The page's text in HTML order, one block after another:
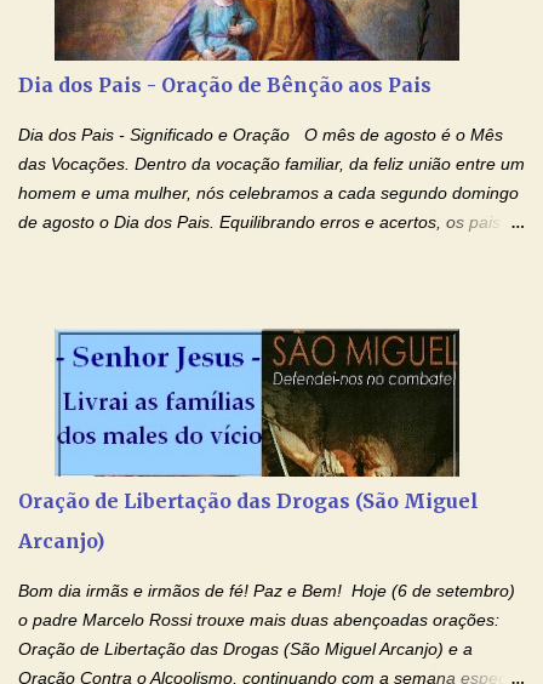
Dia dos Pais - Oração de Bênção aos Pais
Dia dos Pais - Significado e Oração O mês de agosto é o Mês
das Vocações. Dentro da vocação familiar, da feliz união entre um
homem e uma mulher, nós celebramos a cada segundo domingo
de agosto o Dia dos Pais. Equilibrando erros e acertos, os pais
conforto, boa alimentação, educação de qualidade. E, em geral,
procuram orientá-los para que enfrentem o mundo, com suas
alegrias, com seus dissabores. Acompanham-nos em suas
vitórias, em seus fracassos, em suas lutas. É claro que há
exceções, mas essas exceções só confirmam uma regra porque
pais que não se preocupam com seus filhos não estão no seu
estado natural, normal. O mundo de hoje apresenta anomalias
absurdas. Temos notícia de pais que torturam seus filhos, que os
filhos. Mas isso não é o c...
Oração de Libertação das Drogas (São Miguel
Arcanjo)
Bom dia irmãs e irmãos de fé! Paz e Bem! Hoje (6 de setembro)
o padre Marcelo Rossi trouxe mais duas abençoadas orações:
Oração de Libertação das Drogas (São Miguel Arcanjo) e a
Oração Contra o Alcoolismo, continuando com a semana especial